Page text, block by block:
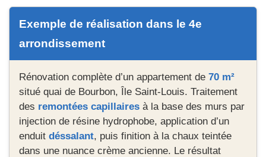
Exemple de réalisation dans le 4e
arrondissement
Rénovation complète d’un appartement de 70 m²
situé quai de Bourbon, Île Saint‑Louis. Traitement
des remontées capillaires à la base des murs par
injection de résine hydrophobe, application d’un
enduit déssalant, puis finition à la chaux teintée
dans une nuance crème ancienne. Le résultat